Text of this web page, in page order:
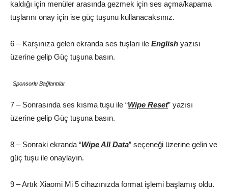
kaldığı için menüler arasında gezmek için ses açma/kapama
tuşlarını onay için ise güç tuşunu kullanacaksınız.
6 – Karşınıza gelen ekranda ses tuşları ile English yazısı
üzerine gelip Güç tuşuna basın.
Sponsorlu Bağlantılar
7 – Sonrasında ses kısma tuşu ile “Wipe Reset” yazısı
üzerine gelip Güç tuşuna basın.
8 – Sonraki ekranda “Wipe All Data” seçeneği üzerine gelin ve
güç tuşu ile onaylayın.
9 – Artık Xiaomi Mi 5 cihazınızda format işlemi başlamış oldu.